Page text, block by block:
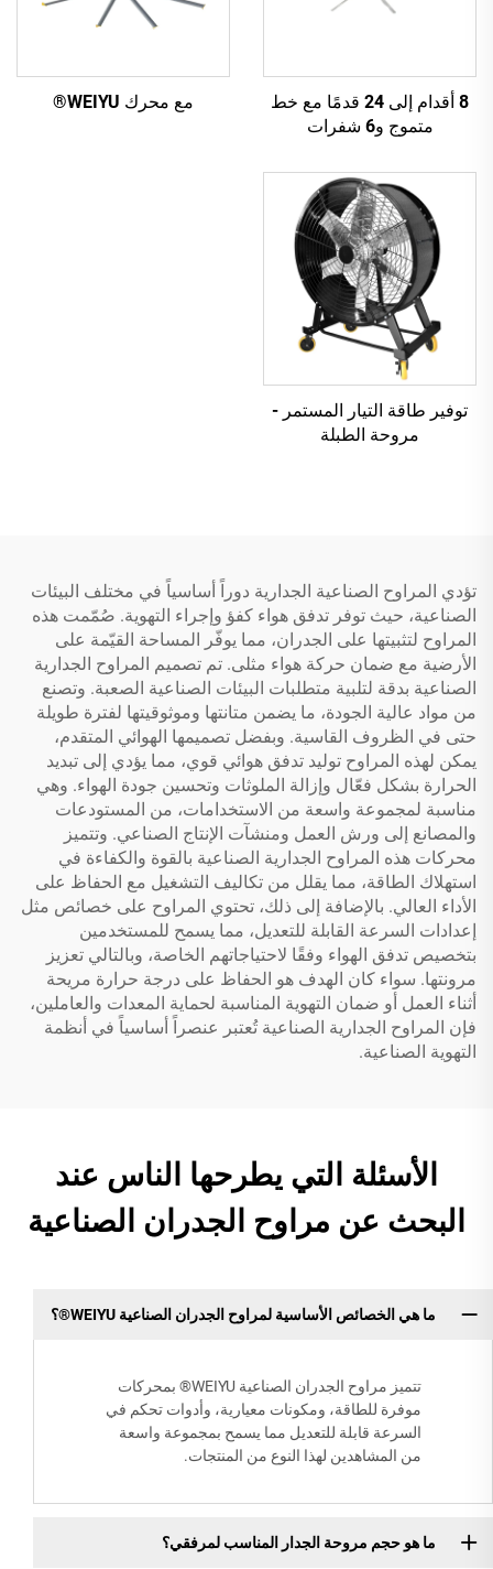
8 أقدام إلى 24 قدمًا مع خط
متموج و6 شفرات
مع محرك WEIYU®
توفير طاقة التيار المستمر -
مروحة الطبلة
تؤدي المراوح الصناعية الجدارية دوراً أساسياً في مختلف البيئات
الصناعية، حيث توفر تدفق هواء كفؤ وإجراء التهوية. صُمّمت هذه
المراوح لتثبيتها على الجدران، مما يوفّر المساحة القيّمة على
الأرضية مع ضمان حركة هواء مثلى. تم تصميم المراوح الجدارية
الصناعية بدقة لتلبية متطلبات البيئات الصناعية الصعبة. وتصنع
من مواد عالية الجودة، ما يضمن متانتها وموثوقيتها لفترة طويلة
حتى في الظروف القاسية. وبفضل تصميمها الهوائي المتقدم،
يمكن لهذه المراوح توليد تدفق هوائي قوي، مما يؤدي إلى تبديد
الحرارة بشكل فعّال وإزالة الملوثات وتحسين جودة الهواء. وهي
مناسبة لمجموعة واسعة من الاستخدامات، من المستودعات
والمصانع إلى ورش العمل ومنشآت الإنتاج الصناعي. وتتميز
محركات هذه المراوح الجدارية الصناعية بالقوة والكفاءة في
استهلاك الطاقة، مما يقلل من تكاليف التشغيل مع الحفاظ على
الأداء العالي. بالإضافة إلى ذلك، تحتوي المراوح على خصائص مثل
إعدادات السرعة القابلة للتعديل، مما يسمح للمستخدمين
بتخصيص تدفق الهواء وفقًا لاحتياجاتهم الخاصة، وبالتالي تعزيز
مرونتها. سواء كان الهدف هو الحفاظ على درجة حرارة مريحة
أثناء العمل أو ضمان التهوية المناسبة لحماية المعدات والعاملين،
فإن المراوح الجدارية الصناعية تُعتبر عنصراً أساسياً في أنظمة
التهوية الصناعية.
الأسئلة التي يطرحها الناس عند
البحث عن مراوح الجدران الصناعية
ما هي الخصائص الأساسية لمراوح الجدران الصناعية WEIYU®؟
تتميز مراوح الجدران الصناعية WEIYU® بمحركات
موفرة للطاقة، ومكونات معيارية، وأدوات تحكم في
السرعة قابلة للتعديل مما يسمح بمجموعة واسعة
من المشاهدين لهذا النوع من المنتجات.
ما هو حجم مروحة الجدار المناسب لمرفقي؟